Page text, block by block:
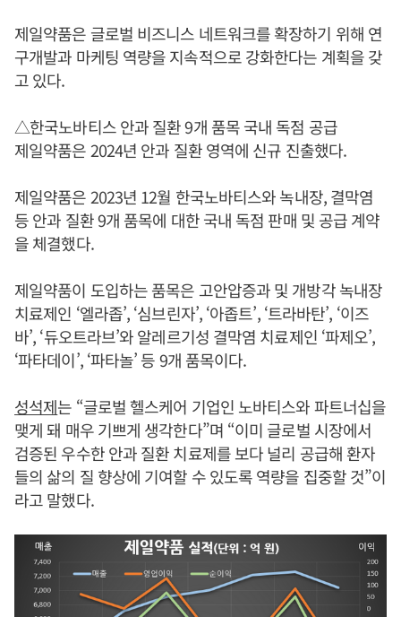
제일약품은 글로벌 비즈니스 네트워크를 확장하기 위해 연
구개발과 마케팅 역량을 지속적으로 강화한다는 계획을 갖
고 있다.
△한국노바티스 안과 질환 9개 품목 국내 독점 공급
제일약품은 2024년 안과 질환 영역에 신규 진출했다.
제일약품은 2023년 12월 한국노바티스와 녹내장, 결막염
등 안과 질환 9개 품목에 대한 국내 독점 판매 및 공급 계약
을 체결했다.
제일약품이 도입하는 품목은 고안압증과 및 개방각 녹내장
치료제인 ‘엘라좁’, ‘심브린자’, ‘아좁트’, ‘트라바탄’, ‘이즈
바’, ‘듀오트라브’와 알레르기성 결막염 치료제인 ‘파제오’,
‘파타데이’, ‘파타놀’ 등 9개 품목이다.
성석제는 “글로벌 헬스케어 기업인 노바티스와 파트너십을
맺게 돼 매우 기쁘게 생각한다”며 “이미 글로벌 시장에서
검증된 우수한 안과 질환 치료제를 보다 널리 공급해 환자
들의 삶의 질 향상에 기여할 수 있도록 역량을 집중할 것”이
라고 말했다.